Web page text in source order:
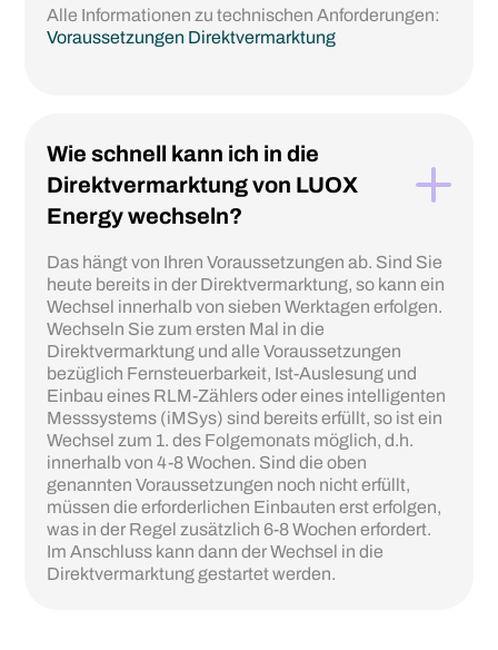
Alle Informationen zu technischen Anforderungen:
Voraussetzungen Direktvermarktung
Wie schnell kann ich in die
Direktvermarktung von LUOX
Energy wechseln?
Das hängt von Ihren Voraussetzungen ab. Sind Sie
heute bereits in der Direktvermarktung, so kann ein
Wechsel innerhalb von sieben Werktagen erfolgen.
Wechseln Sie zum ersten Mal in die
Direktvermarktung und alle Voraussetzungen
bezüglich Fernsteuerbarkeit, Ist-Auslesung und
Einbau eines RLM-Zählers oder eines intelligenten
Messsystems (iMSys) sind bereits erfüllt, so ist ein
Wechsel zum 1. des Folgemonats möglich, d.h.
innerhalb von 4-8 Wochen. Sind die oben
genannten Voraussetzungen noch nicht erfüllt,
müssen die erforderlichen Einbauten erst erfolgen,
was in der Regel zusätzlich 6-8 Wochen erfordert.
Im Anschluss kann dann der Wechsel in die
Direktvermarktung gestartet werden.